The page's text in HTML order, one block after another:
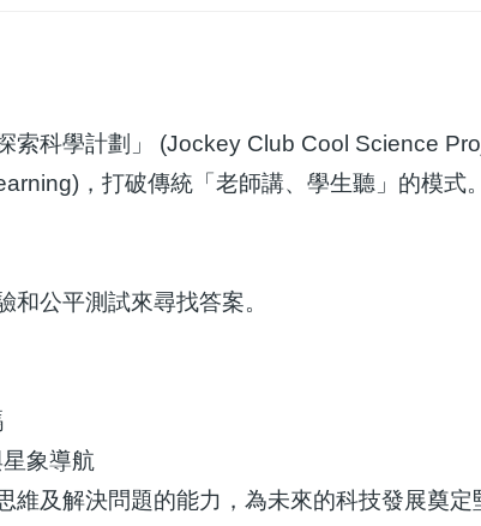
科學計劃」 (Jockey Club Cool Science
，打破傳統「老師講、學生聽」的模
公平測試來尋找答案。
象導航
及解決問題的能力，為未來的科技發展奠